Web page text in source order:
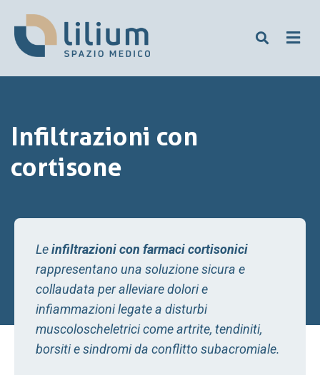
Infiltrazioni con
cortisone
Leinfiltrazioni con farmaci cortisonici
rappresentano una soluzione sicura e
collaudata per alleviare dolori e
infiammazioni legate a disturbi
muscoloscheletrici come artrite, tendiniti,
borsiti e sindromi da conflitto subacromiale.